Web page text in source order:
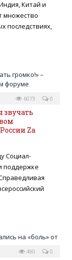
Китай и
множество
последствиях,
0
6073
звучать
Zа
Социал-
поддержке
0
490